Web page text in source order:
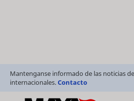
Mantenganse informado de las noticias
internacionales.Contacto